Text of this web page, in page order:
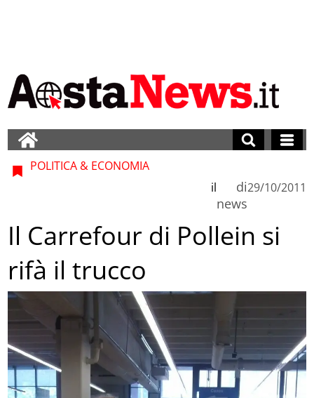
POLITICA & ECONOMIA
di
news
il 29/10/2011
Il Carrefour di Pollein si
rifà il trucco